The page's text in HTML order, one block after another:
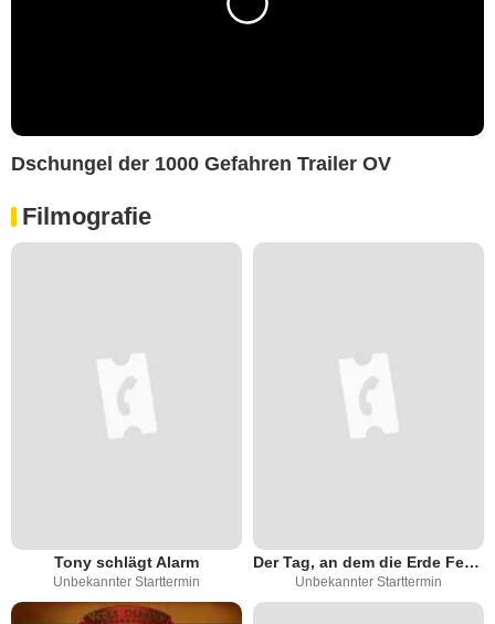
Dschungel der 1000 Gefahren Trailer OV
Filmografie
Tony schlägt Alarm
Unbekannter Starttermin
Der Tag, an dem die Erde Feuer fing
Unbekannter Starttermin